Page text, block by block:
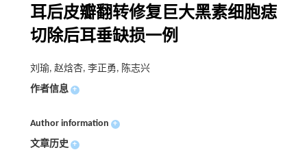
耳后皮瓣翻转修复巨大黑素细胞痣
切除后耳垂缺损一例
刘瑜, 赵焓杏, 李正勇, 陈志兴
作者信息 +
Author information +
文章历史 +